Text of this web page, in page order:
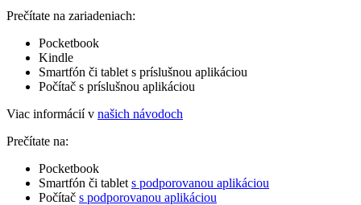
Prečítate na zariadeniach:
Pocketbook
Kindle
Smartfón či tablet s príslušnou aplikáciou
Počítač s príslušnou aplikáciou
Viac informácií v našich návodoch
Prečítate na:
Pocketbook
Smartfón či tablet s podporovanou aplikáciou
Počítač s podporovanou aplikáciou